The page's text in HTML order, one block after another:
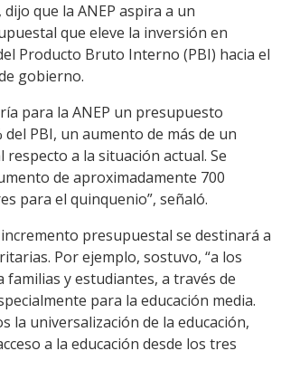
que la ANEP aspira a un
que eleve la inversión en
Producto Bruto Interno (PBI) hacia el
gobierno.
para la ANEP un presupuesto
del PBI, un aumento de más de un
a la situación actual. Se
de aproximadamente 700
para el quinquenio”, señaló.
presupuestal se destinará a
Por ejemplo, sostuvo, “a los
familias y estudiantes, a través de
para la educación media.
la universalización de la educación,
a la educación desde los tres